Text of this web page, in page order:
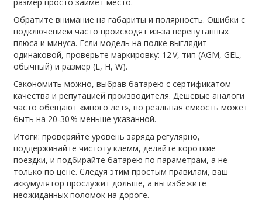
Обратите внимание на габариты и полярность. Ошибки с
подключением часто происходят из‑за перепутанных
плюса и минуса. Если модель на полке выглядит
одинаковой, проверьте маркировку: 12 V, тип (AGM, GEL,
обычный) и размер (L, H, W).
Сэкономить можно, выбрав батарею с сертификатом
качества и репутацией производителя. Дешёвые аналоги
часто обещают «много лет», но реальная ёмкость может
быть на 20‑30 % меньше указанной.
Итоги: проверяйте уровень заряда регулярно,
поддерживайте чистоту клемм, делайте короткие
поездки, и подбирайте батарею по параметрам, а не
только по цене. Следуя этим простым правилам, ваш
аккумулятор прослужит дольше, а вы избежите
неожиданных поломок на дороге.